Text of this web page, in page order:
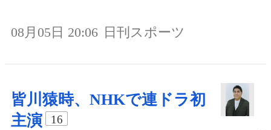
08月05日 20:06 日刊スポーツ
皆川猿時、NHKで連ドラ初
主演
16